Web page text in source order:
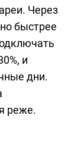
Через
быстрее
и
дни.
реже.